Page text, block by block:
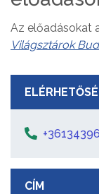
Az előadásokat
Világsztárok
CÍM